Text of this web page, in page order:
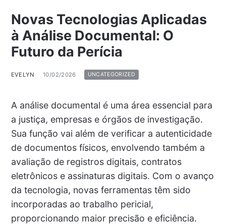
Novas Tecnologias Aplicadas
à Análise Documental: O
Futuro da Perícia
EVELYN 10/02/2026 UNCATEGORIZED
A análise documental é uma área essencial para
a justiça, empresas e órgãos de investigação.
Sua função vai além de verificar a autenticidade
de documentos físicos, envolvendo também a
avaliação de registros digitais, contratos
eletrônicos e assinaturas digitais. Com o avanço
da tecnologia, novas ferramentas têm sido
incorporadas ao trabalho pericial,
proporcionando maior precisão e eficiência.